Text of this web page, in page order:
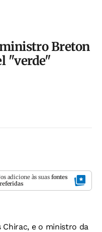
Breton
"verde"
adicione às suas fontes
Chirac, e o ministro da